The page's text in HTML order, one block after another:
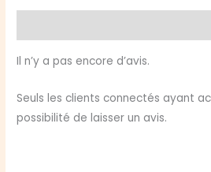
Il n’y a pas encore d’avis.
Seuls les clients connectés ayant
possibilité de laisser un avis.